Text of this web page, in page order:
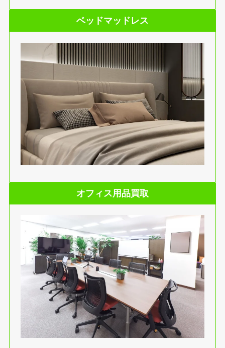
ベッドマッドレス
オフィス用品買取